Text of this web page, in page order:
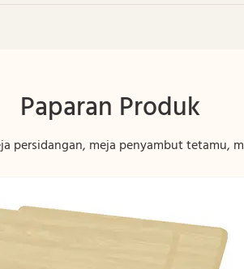
Paparan Produk
persidangan, meja penyambut tetamu,